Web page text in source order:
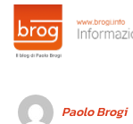
Paolo Brogi